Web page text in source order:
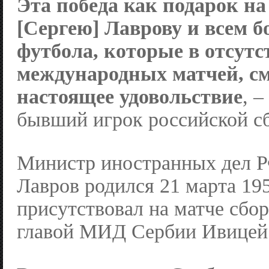
Эта победа как подарок
[Сергею] Лаврову и всем
футбола, которые в
международных матчей,
настоящее удовольствие, –
бывший игрок российской
Министр иностранных дел
Лавров родился 21 марта
присутствовал на матче
главой МИД Сербии